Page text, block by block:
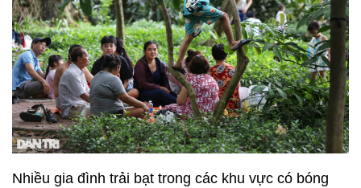
Nhiều gia đình trải bạt trong các khu vực có bóng